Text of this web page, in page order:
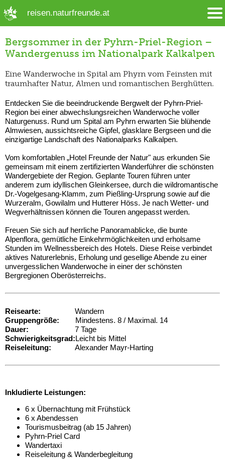
reisen.naturfreunde.at
Bergsommer in der Pyhrn-Priel-Region –
Wandergenuss im Nationalpark Kalkalpen
Eine Wanderwoche in Spital am Phyrn vom Feinsten mit
traumhafter Natur, Almen und romantischen Berghütten.
Entdecken Sie die beeindruckende Bergwelt der Pyhrn-Priel-
Region bei einer abwechslungsreichen Wanderwoche voller
Naturgenuss. Rund um Spital am Pyhrn erwarten Sie blühende
Almwiesen, aussichtsreiche Gipfel, glasklare Bergseen und die
einzigartige Landschaft des Nationalparks Kalkalpen.
Vom komfortablen „Hotel Freunde der Natur" aus erkunden Sie
gemeinsam mit einem zertifizierten Wanderführer die schönsten
Wandergebiete der Region. Geplante Touren führen unter
anderem zum idyllischen Gleinkersee, durch die wildromantische
Dr.-Vogelgesang-Klamm, zum Pießling-Ursprung sowie auf die
Wurzeralm, Gowilalm und Hutterer Höss. Je nach Wetter- und
Wegverhältnissen können die Touren angepasst werden.
Freuen Sie sich auf herrliche Panoramablicke, die bunte
Alpenflora, gemütliche Einkehrmöglichkeiten und erholsame
Stunden im Wellnessbereich des Hotels. Diese Reise verbindet
aktives Naturerlebnis, Erholung und gesellige Abende zu einer
unvergesslichen Wanderwoche in einer der schönsten
Bergregionen Oberösterreichs.
Reisearte: Wandern
Gruppengröße: Mindestens. 8 / Maximal. 14
Dauer: 7 Tage
Schwierigkeitsgrad:Leicht bis Mittel
Reiseleitung: Alexander Mayr-Harting
Inkludierte Leistungen:
6 x Übernachtung mit Frühstück
6 x Abendessen
Tourismusbeitrag (ab 15 Jahren)
Pyhrn-Priel Card
Wandertaxi
Reiseleitung & Wanderbegleitung